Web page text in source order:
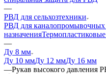
—
РВД для сельхозтехники
РВД для
назначенияТермопластиковые
—
Ду 8 мм
Ду 10 ммДу 12 ммДу 16 мм
—Рукав высокого давления